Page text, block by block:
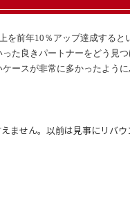
を前年10 ％アップ達成すると
た良きパートナーをどう見
ースが非常に多かったよう
ません。以前は見事にリバ